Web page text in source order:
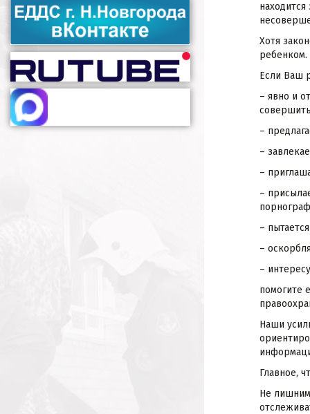
Хотя
ребенком.
Если Ваш
– явно и
–
–
–
–
–
–
–
помогите
Наши
Главное,
Не лишним